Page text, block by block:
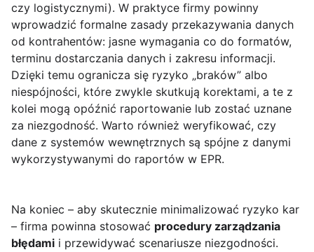
czy logistycznymi). W praktyce firmy powinny
wprowadzić formalne zasady przekazywania danych
od kontrahentów: jasne wymagania co do formatów,
terminu dostarczania danych i zakresu informacji.
Dzięki temu ogranicza się ryzyko „braków” albo
niespójności, które zwykle skutkują korektami, a te z
kolei mogą opóźnić raportowanie lub zostać uznane
za niezgodność. Warto również weryfikować, czy
dane z systemów wewnętrznych są spójne z danymi
wykorzystywanymi do raportów w EPR.
Na koniec – aby skutecznie minimalizować ryzyko kar
– firma powinna stosować procedury zarządzania
błędami i przewidywać scenariusze niezgodności.